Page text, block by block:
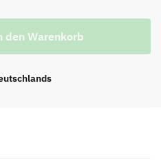
den Warenkorb